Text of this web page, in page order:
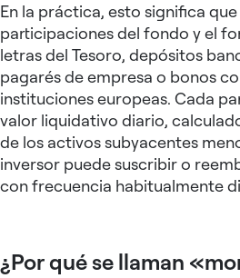
En la práctica, esto significa
participaciones del fondo y el
letras del Tesoro, depósitos
pagarés de empresa o bonos
instituciones europeas. Cada
valor liquidativo diario,
de los activos subyacentes
inversor puede suscribir o
con frecuencia habitualmente
¿Por qué se llaman